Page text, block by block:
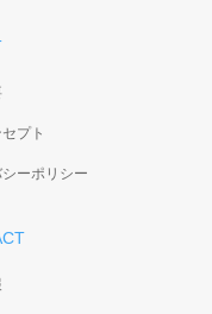
プト
ーポリシー